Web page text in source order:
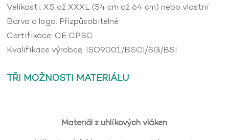
Velikosti: XS až XXXL (54 cm až 64 cm) nebo vlastní
Barva a logo: Přizpůsobitelné
Certifikace: CE CPSC
Kvalifikace výrobce: ISO9001/BSCI/SG/BSI
TŘI MOŽNOSTI MATERIÁLU
Materiál z uhlíkových vláken